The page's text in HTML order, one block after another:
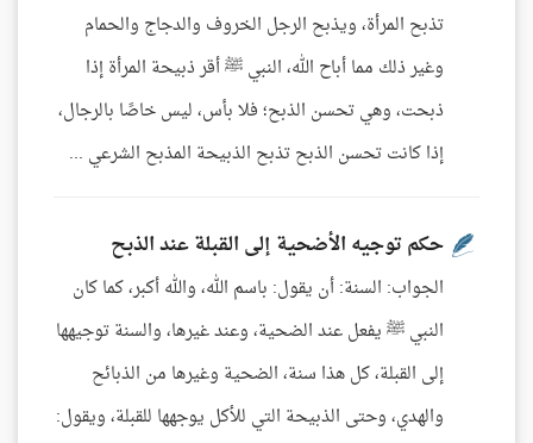
تذبح المرأة، ويذبح الرجل الخروف والدجاج والحمام
وغير ذلك مما أباح الله، النبي ﷺ أقر ذبيحة المرأة إذا
ذبحت، وهي تحسن الذبح؛ فلا بأس، ليس خاصًا بالرجال،
إذا كانت تحسن الذبح تذبح الذبيحة المذبح الشرعي ...
حكم توجيه الأضحية إلى القبلة عند الذبح
الجواب: السنة: أن يقول: باسم الله، والله أكبر، كما كان
النبي ﷺ يفعل عند الضحية، وعند غيرها، والسنة توجيهها
إلى القبلة، كل هذا سنة، الضحية وغيرها من الذبائح
والهدي، وحتى الذبيحة التي للأكل يوجهها للقبلة، ويقول: